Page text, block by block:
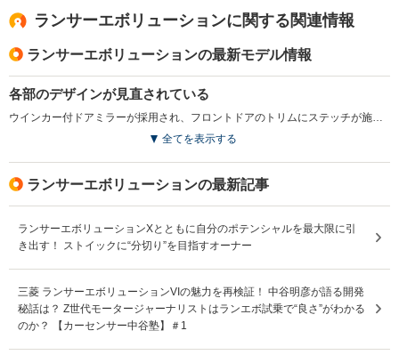
ランサーエボリューションに関する関連情報
ランサーエボリューションの最新モデル情報
各部のデザインが見直されている
全てを表示する
ランサーエボリューションの最新記事
ランサーエボリューションXとともに自分のポテンシャルを最大限に引
き出す！ ストイックに“分切り”を目指すオーナー
三菱 ランサーエボリューションVIの魅力を再検証！ 中谷明彦が語る開発
秘話は？ Z世代モータージャーナリストはランエボ試乗で“良さ”がわかる
のか？ 【カーセンサー中谷塾】＃1